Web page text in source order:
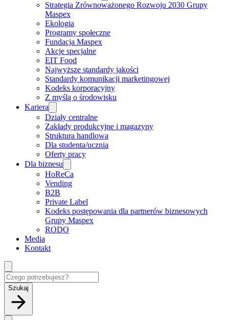
Strategia Zrównoważonego Rozwoju 2030 Grupy
Maspex
Ekologia
Programy społeczne
Fundacja Maspex
Akcje specjalne
EIT Food
Najwyższe standardy jakości
Standardy komunikacji marketingowej
Kodeks korporacyjny
Z myślą o środowisku
Kariera
Działy centralne
Zakłady produkcyjne i magazyny
Struktura handlowa
Dla studenta/ucznia
Oferty pracy
Dla biznesu
HoReCa
Vending
B2B
Private Label
Kodeks postępowania dla partnerów biznesowych
Grupy Maspex
RODO
Media
Kontakt
Szukaj